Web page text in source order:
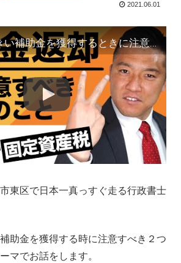
2021.06.01
【注意！】大きい補助金を獲得するときに注意すべき２つのこと【収益納付と固定資産税】
東区で日本一真っすぐ走る行政書士
助金を獲得する時に注意すべき２つ
マでお話をします。